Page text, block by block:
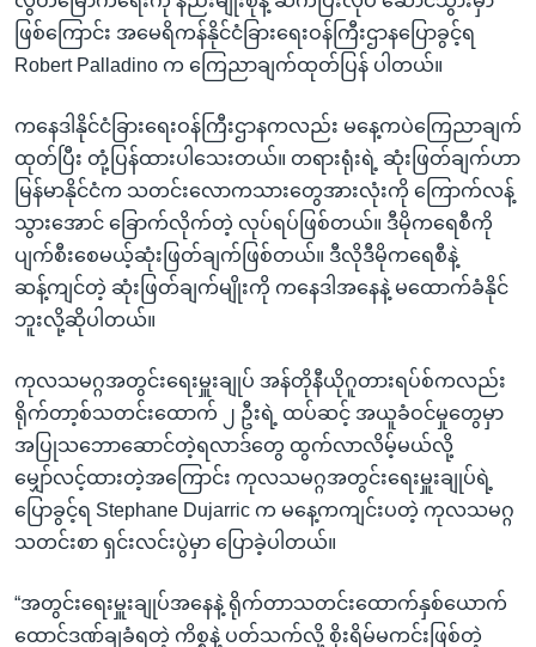
ဖြစ်ကြောင်း အမေရိကန်နိုင်ငံခြားရေးဝန်ကြီးဌာနပြောခွင့်ရ
Robert Palladino က ကြေညာချက်ထုတ်ပြန် ပါတယ်။
ကနေဒါနိုင်ငံခြားရေးဝန်ကြီးဌာနကလည်း မနေ့ကပဲကြေညာချက်
ထုတ်ပြီး တုံ့ပြန်ထားပါသေးတယ်။ တရားရုံးရဲ့ ဆုံးဖြတ်ချက်ဟာ
မြန်မာနိုင်ငံက သတင်းလောကသားတွေအားလုံးကို ကြောက်လန့်
သွားအောင် ခြောက်လိုက်တဲ့ လုပ်ရပ်ဖြစ်တယ်။ ဒီမိုကရေစီကို
ပျက်စီးစေမယ့်ဆုံးဖြတ်ချက်ဖြစ်တယ်။ ဒီလိုဒီမိုကရေစီနဲ့
ဆန့်ကျင်တဲ့ ဆုံးဖြတ်ချက်မျိုးကို ကနေဒါအနေနဲ့ မထောက်ခံနိုင်
ဘူးလို့ဆိုပါတယ်။
ကုလသမဂ္ဂအတွင်းရေးမှူးချုပ် အန်တိုနီယိုဂူတားရပ်စ်ကလည်း
ရိုက်တာ့စ်သတင်းထောက် ၂ ဦးရဲ့ ထပ်ဆင့် အယူခံဝင်မှုတွေမှာ
အပြုသဘောဆောင်တဲ့ရလာဒ်တွေ ထွက်လာလိမ့်မယ်လို့
မျှော်လင့်ထားတဲ့အကြောင်း ကုလသမဂ္ဂအတွင်းရေးမှူးချုပ်ရဲ့
ပြောခွင့်ရ Stephane Dujarric က မနေ့ကကျင်းပတဲ့ ကုလသမဂ္ဂ
သတင်းစာ ရှင်းလင်းပွဲမှာ ပြောခဲ့ပါတယ်။
“အတွင်းရေးမှူးချုပ်အနေနဲ့ ရိုက်တာသတင်းထောက်နှစ်ယောက်
ထောင်ဒဏ်ချခံရတဲ့ ကိစ္စနဲ့ ပတ်သက်လို့ စိုးရိမ်မကင်းဖြစ်တဲ့